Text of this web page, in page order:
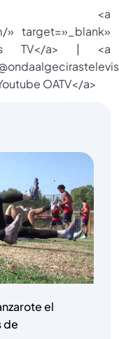
<a
» target=»_blank»
TV</a> | <a
OATV</a>
el
de